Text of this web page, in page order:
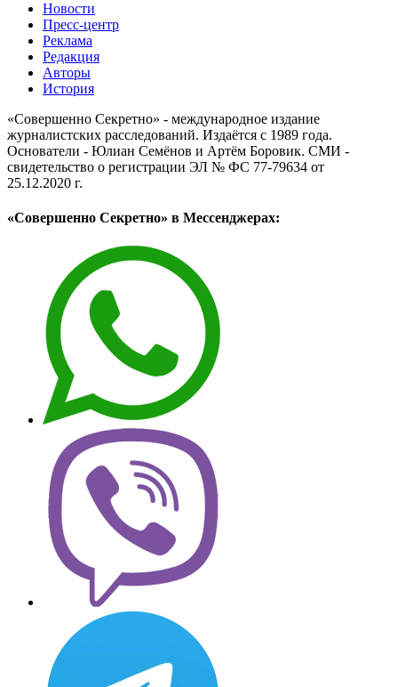
Новости
Пресс-центр
Реклама
Редакция
Авторы
История
«Совершенно Секретно» - международное издание
журналистских расследований. Издаётся с 1989 года.
Основатели - Юлиан Семёнов и Артём Боровик. CМИ -
свидетельство о регистрации ЭЛ № ФС 77-79634 от
25.12.2020 г.
«Совершенно Секретно» в Мессенджерах: